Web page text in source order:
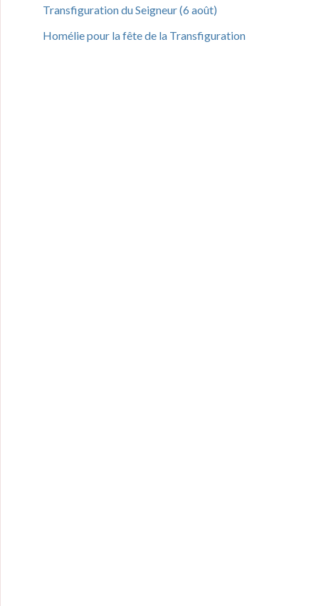
Transfiguration du Seigneur (6 août)
Homélie pour la fête de la Transfiguration